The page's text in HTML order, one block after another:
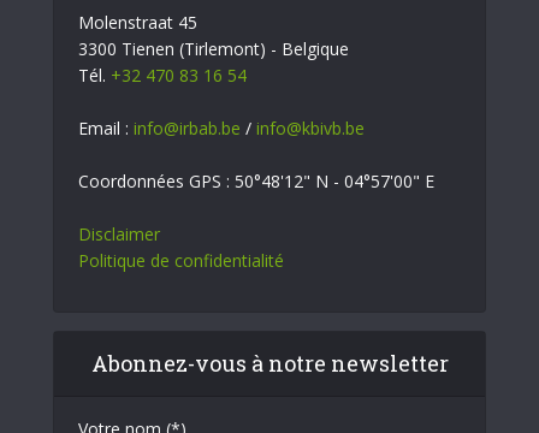
Molenstraat 45
3300 Tienen (Tirlemont) - Belgique
Tél. +32 470 83 16 54
Email : info@irbab.be / info@kbivb.be
Coordonnées GPS : 50°48'12" N - 04°57'00" E
Disclaimer
Politique de confidentialité
Abonnez-vous à notre newsletter